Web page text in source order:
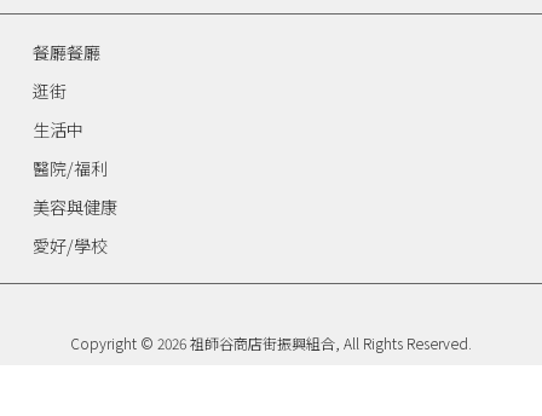
餐廳餐廳
逛街
生活中
醫院/福利
美容與健康
愛好/學校
Copyright © 2026 祖師谷商店街振興組合, All Rights Reserved.